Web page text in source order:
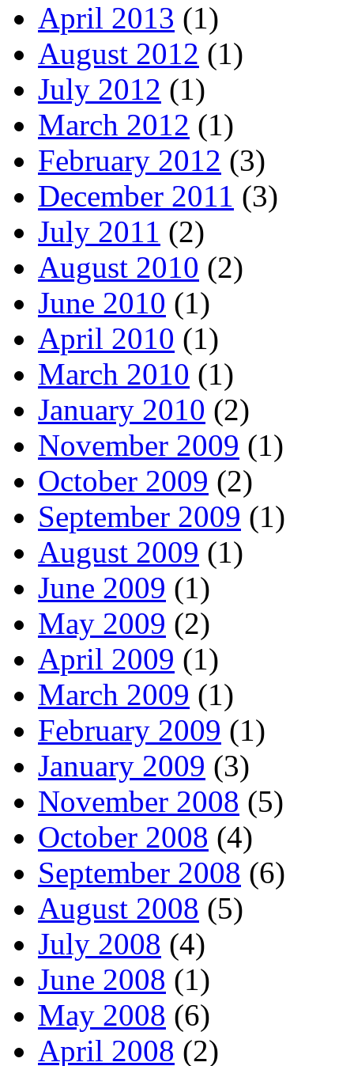
April 2013 (1)
August 2012 (1)
July 2012 (1)
March 2012 (1)
February 2012 (3)
December 2011 (3)
July 2011 (2)
August 2010 (2)
June 2010 (1)
April 2010 (1)
March 2010 (1)
January 2010 (2)
November 2009 (1)
October 2009 (2)
September 2009 (1)
August 2009 (1)
June 2009 (1)
May 2009 (2)
April 2009 (1)
March 2009 (1)
February 2009 (1)
January 2009 (3)
November 2008 (5)
October 2008 (4)
September 2008 (6)
August 2008 (5)
July 2008 (4)
June 2008 (1)
May 2008 (6)
April 2008 (2)